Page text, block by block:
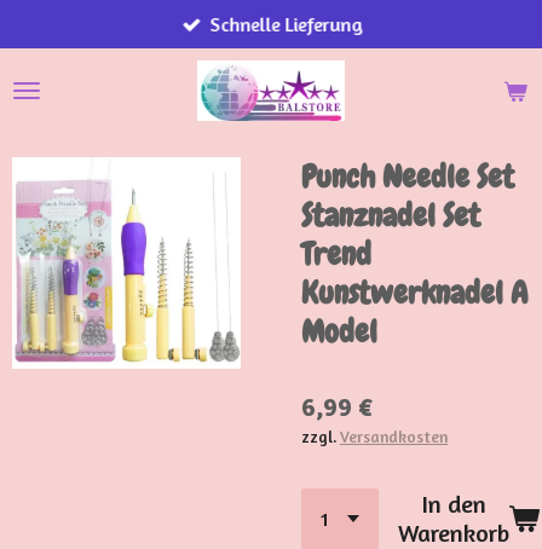
Hauptinhalt
springen
Schnelle Lieferung
Punch Needle Set
Stanznadel Set
Trend
Kunstwerknadel A
Model
6,99 €
zzgl.Versandkosten
In den
Warenkorb